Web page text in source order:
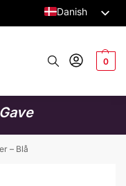
Danish
English
0
– Blå